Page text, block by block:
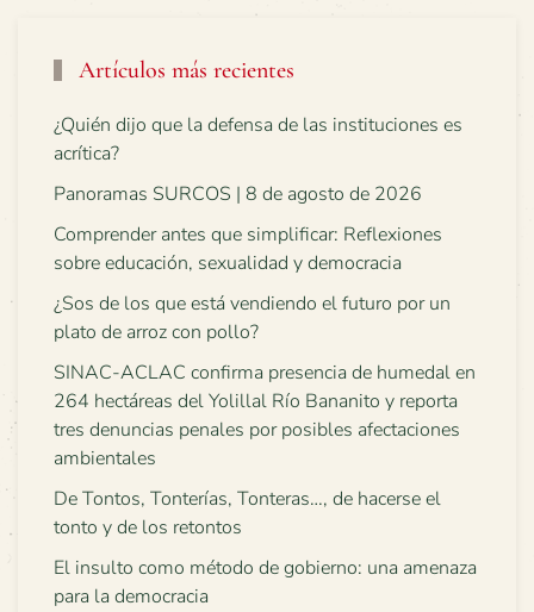
Artículos más recientes
¿Quién dijo que la defensa de las instituciones es
acrítica?
Panoramas SURCOS | 8 de agosto de 2026
Comprender antes que simplificar: Reflexiones
sobre educación, sexualidad y democracia
¿Sos de los que está vendiendo el futuro por un
plato de arroz con pollo?
SINAC-ACLAC confirma presencia de humedal en
264 hectáreas del Yolillal Río Bananito y reporta
tres denuncias penales por posibles afectaciones
ambientales
De Tontos, Tonterías, Tonteras…, de hacerse el
tonto y de los retontos
El insulto como método de gobierno: una amenaza
para la democracia